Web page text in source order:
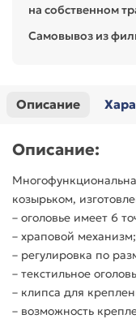
на собственном
Самовывоз из
Описание
Описание:
козырьком,
– оголовье имеет 6
– храповой механизм;
– регулировка по
– текстильное
– клипса для
– возможность